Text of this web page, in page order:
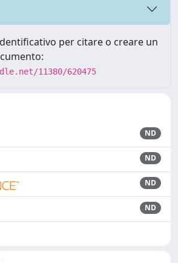
per citare o creare un
11380/620475
ND
ND
ND
ND